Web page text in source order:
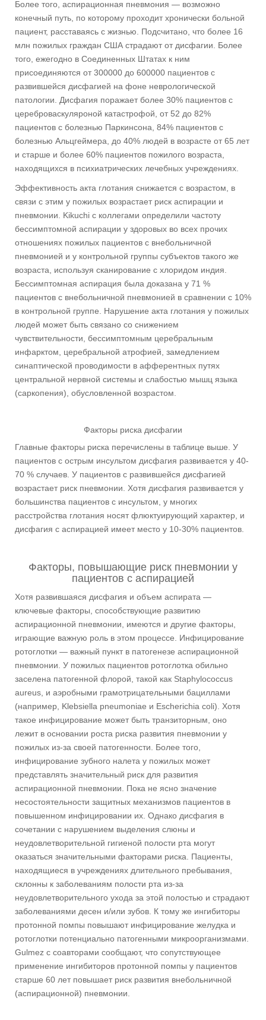
Более того, аспирационная пневмония — возможно
конечный путь, по которому проходит хронически больной
пациент, расставаясь с жизнью. Подсчитано, что более 16
млн пожилых граждан США страдают от дисфагии. Более
того, ежегодно в Соединенных Штатах к ним
присоединяются от 300000 до 600000 пациентов с
развившейся дисфагией на фоне неврологической
патологии. Дисфагия поражает более 30% пациентов с
цереброваскуляроной катастрофой, от 52 до 82%
пациентов с болезнью Паркинсона, 84% пациентов с
болезнью Альцгеймера, до 40% людей в возрасте от 65 лет
и старше и более 60% пациентов пожилого возраста,
находящихся в психиатрических лечебных учреждениях.
Эффективность акта глотания снижается с возрастом, в
связи с этим у пожилых возрастает риск аспирации и
пневмонии. Kikuchi с коллегами определили частоту
бессимптомной аспирации у здоровых во всех прочих
отношениях пожилых пациентов с внебольничной
пневмонией и у контрольной группы субъектов такого же
возраста, используя сканирование с хлоридом индия.
Бессимптомная аспирация была доказана у 71 %
пациентов с внебольничной пневмонией в сравнении с 10%
в контрольной группе. Нарушение акта глотания у пожилых
людей может быть связано со снижением
чувствительности, бессимптомным церебральным
инфарктом, церебральной атрофией, замедлением
синаптической проводимости в афферентных путях
центральной нервной системы и слабостью мышц языка
(саркопения), обусловленной возрастом.
Факторы риска дисфагии
Главные факторы риска перечислены в таблице выше. У
пациентов с острым инсультом дисфагия развивается у 40-
70 % случаев. У пациентов с развившейся дисфагией
возрастает риск пневмонии. Хотя дисфагия развивается у
большинства пациентов с инсультом, у многих
расстройства глотания носят флюктуирующий характер, и
дисфагия с аспирацией имеет место у 10-30% пациентов.
Факторы, повышающие риск пневмонии у
пациентов с аспирацией
Хотя развившаяся дисфагия и объем аспирата —
ключевые факторы, способствующие развитию
аспирационной пневмонии, имеются и другие факторы,
играющие важную роль в этом процессе. Инфицирование
ротоглотки — важный пункт в патогенезе аспирационной
пневмонии. У пожилых пациентов ротоглотка обильно
заселена патогенной флорой, такой как Staphylococcus
aureus, и аэробными грамотрицательными бациллами
(например, Klebsiella pneumoniae и Escherichia coli). Хотя
такое инфицирование может быть транзиторным, оно
лежит в основании роста риска развития пневмонии у
пожилых из-за своей патогенности. Более того,
инфицирование зубного налета у пожилых может
представлять значительный риск для развития
аспирационной пневмонии. Пока не ясно значение
несостоятельности защитных механизмов пациентов в
повышенном инфицировании их. Однако дисфагия в
сочетании с нарушением выделения слюны и
неудовлетворительной гигиеной полости рта могут
оказаться значительными факторами риска. Пациенты,
находящиеся в учреждениях длительного пребывания,
склонны к заболеваниям полости рта из-за
неудовлетворительного ухода за этой полостью и страдают
заболеваниями десен и/или зубов. К тому же ингибиторы
протонной помпы повышают инфицирование желудка и
ротоглотки потенциально патогенными микроорганизмами.
Gulmez с соавторами сообщают, что сопутствующее
применение ингибиторов протонной помпы у пациентов
старше 60 лет повышает риск развития внебольничной
(аспирационной) пневмонии.